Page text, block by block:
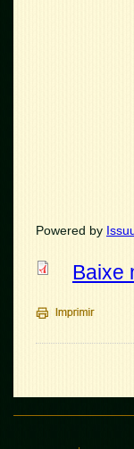
Powered by
Baixe